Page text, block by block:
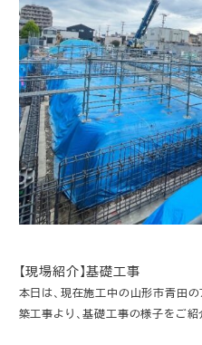
【現場紹介】基礎工事
本日は、現在施工中の山形市青田
築工事より、基礎工事の様子をご